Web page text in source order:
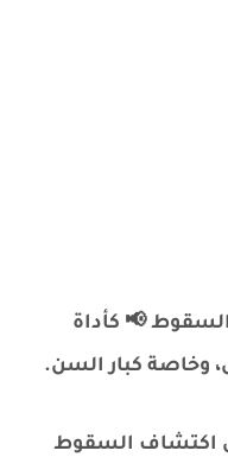
📢 كأداة
وخاصة كبار السن.
اكتشاف السقوط